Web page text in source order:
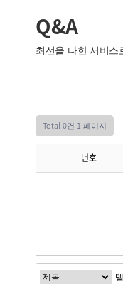
Q&A
최선을 다한 서비
Total 0건 1 페이지
번호